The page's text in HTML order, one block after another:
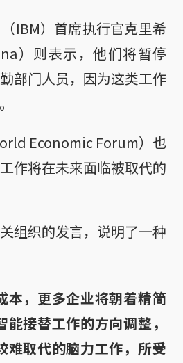
IBM）首席执行官克里希
）则表示，他们将暂停
部门人员，因为这类工作
Economic Forum）也
作将在未来面临被取代的
组织的发言，说明了一种
本，更多企业将朝着精简
能接替工作的方向调整，
难取代的脑力工作，所受